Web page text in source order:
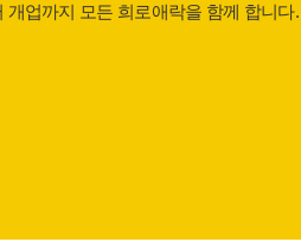
개업까지 모든 희로애락을 함께 합니다.